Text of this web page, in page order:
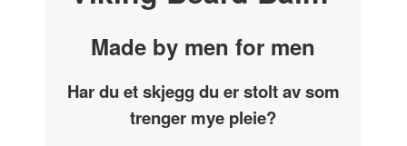
Made by men for men
Har du et skjegg du er stolt av som
trenger mye pleie?